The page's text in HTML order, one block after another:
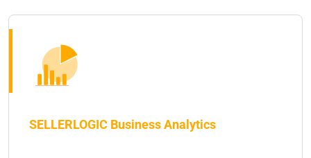
SELLERLOGIC Business Analytics